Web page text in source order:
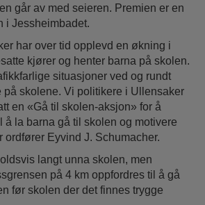
går av med seieren. Premien er en
i Jessheimbadet.
har over tid opplevd en økning i
kjører og henter barna på skolen.
situasjoner ved og rundt
på skolene. Vi politikere i Ullensaker
en «Gå til skolen-aksjon» for å
å la barna gå til skolen og motivere
ordfører Eyvind J. Schumacher.
langt unna skolen, men
på 4 km oppfordres til å gå
før skolen der det finnes trygge